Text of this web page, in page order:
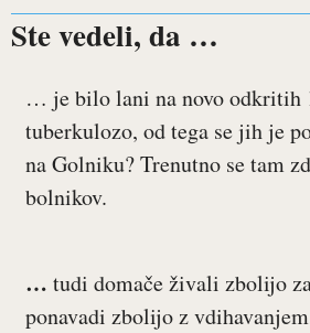
Ste vedeli, da …
… je bilo lani na novo odkritih
tuberkulozo, od tega se jih je
na Golniku? Trenutno se tam
bolnikov.
… tudi domače živali zbolijo
ponavadi zbolijo z